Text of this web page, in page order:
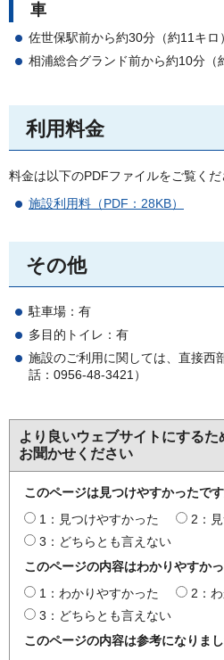
車
佐世保駅前から約30分（約11キロ）
相浦総合グランド前から約10分（
利用料金
料金は以下のPDFファイルをご覧くだ
施設利用料（PDF：28KB）
その他
駐車場：有
多目的トイレ：有
施設のご利用に関しては、直接西
話：0956-48-3421）
より良いウェブサイトにする
お聞かせください
このページは見つけやすかったで
1：見つけやすかった
2：
3：どちらとも言えない
このページの内容はわかりやすか
1：わかりやすかった
2：
3：どちらとも言えない
このページの内容は参考になりま